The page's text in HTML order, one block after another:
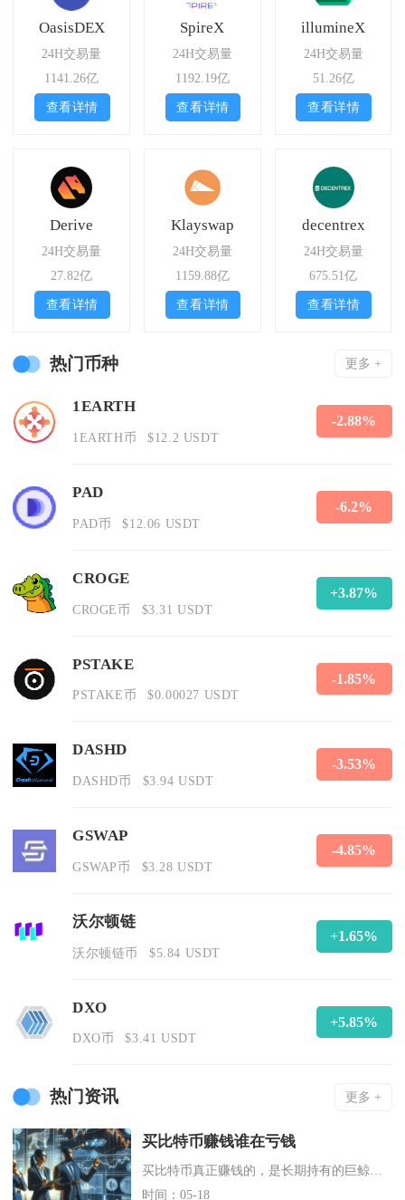
OasisDEX
24H交易量
1141.26亿
查看详情
SpireX
24H交易量
1192.19亿
查看详情
illumineX
24H交易量
51.26亿
查看详情
Derive
24H交易量
27.82亿
查看详情
Klayswap
24H交易量
1159.88亿
查看详情
decentrex
24H交易量
675.51亿
查看详情
热门币种 更多 +
1EARTH
1EARTH币 $12.2 USDT
-2.88%
PAD
PAD币 $12.06 USDT
-6.2%
CROGE
CROGE币 $3.31 USDT
+3.87%
PSTAKE
PSTAKE币 $0.00027 USDT
-1.85%
DASHD
DASHD币 $3.94 USDT
-3.53%
GSWAP
GSWAP币 $3.28 USDT
-4.85%
沃尔顿链
沃尔顿链币 $5.84 USDT
+1.65%
DXO
DXO币 $3.41 USDT
+5.85%
热门资讯 更多 +
买比特币赚钱谁在亏钱
时间：05-18